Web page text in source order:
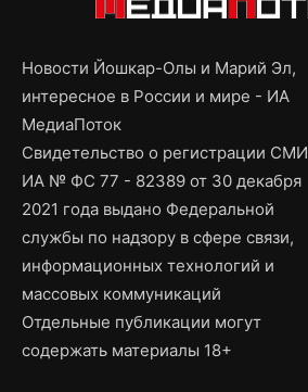
Новости Йошкар-Олы и Марий Эл,
интересное в России и мире - ИА
МедиаПоток
Свидетельство о регистрации СМИ
ИА № ФС 77 - 82389 от 30 декабря
2021 года выдано Федеральной
службы по надзору в сфере связи,
информационных технологий и
массовых коммуникаций
Отдельные публикации могут
содержать материалы 18+